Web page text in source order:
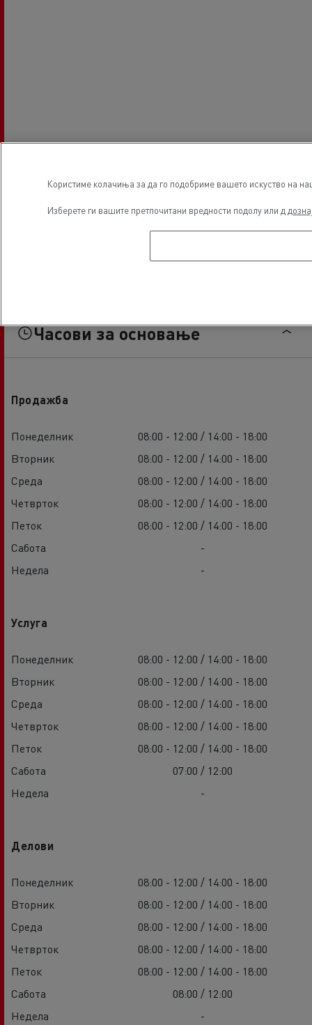
Часови за основање
Продажба
Понеделник
08:00 - 12:00 / 14:00 - 18:00
Вторник
08:00 - 12:00 / 14:00 - 18:00
Среда
08:00 - 12:00 / 14:00 - 18:00
Четврток
08:00 - 12:00 / 14:00 - 18:00
Петок
08:00 - 12:00 / 14:00 - 18:00
Сабота
-
Недела
-
Услуга
Понеделник
08:00 - 12:00 / 14:00 - 18:00
Вторник
08:00 - 12:00 / 14:00 - 18:00
Среда
08:00 - 12:00 / 14:00 - 18:00
Четврток
08:00 - 12:00 / 14:00 - 18:00
Петок
08:00 - 12:00 / 14:00 - 18:00
Сабота
07:00 / 12:00
Недела
-
Делови
Понеделник
08:00 - 12:00 / 14:00 - 18:00
Вторник
08:00 - 12:00 / 14:00 - 18:00
Среда
08:00 - 12:00 / 14:00 - 18:00
Четврток
08:00 - 12:00 / 14:00 - 18:00
Петок
08:00 - 12:00 / 14:00 - 18:00
Сабота
08:00 / 12:00
Недела
-
Користиме колачиња за да го подобриме вашето искуство на
Изберете ги вашите претпочитани вредности подолу или д